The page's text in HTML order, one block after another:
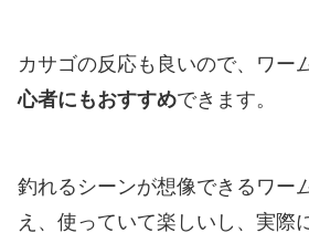
カサゴの反応も良いので、ワー
心者にもおすすめできます。
釣れるシーンが想像できるワー
え、使っていて楽しいし、実際